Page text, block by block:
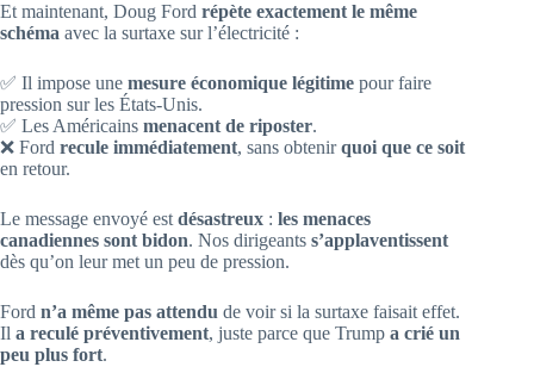
Et maintenant, Doug Ford répète exactement le même
schéma avec la surtaxe sur l’électricité :
✅ Il impose une mesure économique légitime pour faire
pression sur les États-Unis.
✅ Les Américains menacent de riposter.
❌ Ford recule immédiatement, sans obtenirquoi que ce soit
en retour.
Le message envoyé est désastreux : les menaces
canadiennes sont bidon. Nos dirigeants s’applaventissent
dès qu’on leur met un peu de pression.
Ford n’a même pas attendu de voir si la surtaxe faisait effet.
Il a reculé préventivement, juste parce que Trump a crié un
peu plus fort.